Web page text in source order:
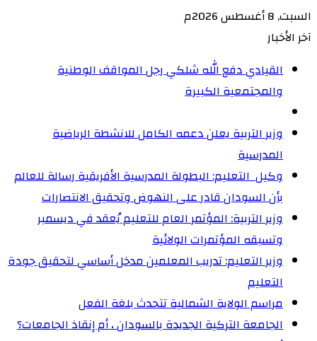
السبت, 8 أغسطس 2026م
آخر الأخبار
القيادي دفع الله شلكي رجل المواقف الوطنية
والمجتمعية الكبيرة
وزير التربية يعلن دعمه الكامل للانشطة الرياضية
المدرسية
وكيل التعليم: البطولة المدرسية الأفريقية رسالة للعالم
بأن السودان قادر على النهوض وتحقيق الانتصارات
وزير التربية: المؤتمر العام للتعليم يُعقد في ديسمبر
وتسبقه المؤتمرات الولائية
وزير التعليم: تدريب المعلمين مدخل أساسي لتحقيق جودة
التعليم
مراسم الولاية الشمالية تتحدث بلغة الفعل
الجامعة التركية الجديدة بالسودان ، أم إنقاذ الجامعات؟